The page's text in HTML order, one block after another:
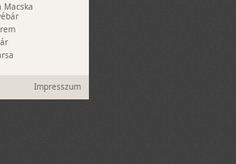
Macska
Impresszum